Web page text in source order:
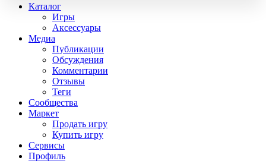
Каталог
Игры
Аксессуары
Медиа
Публикации
Обсуждения
Комментарии
Отзывы
Теги
Сообщества
Маркет
Продать игру
Купить игру
Сервисы
Профиль